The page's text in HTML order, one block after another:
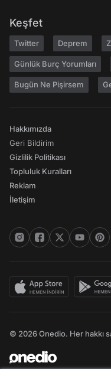
Keşfet
Twitter Deprem
Günlük Burç Yorumları
Bugün Ne Pişirsem
Hakkımızda
Geri Bildirim
Gizlilik Politikası
Topluluk Kuralları
Reklam
İletişim
© 2026 Onedio. Her hakkı